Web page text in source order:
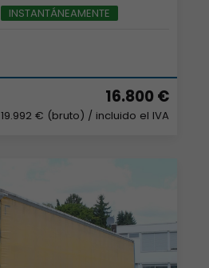
INSTANTÁNEAMENTE
16.800 €
19.992 € (bruto) / incluido el IVA